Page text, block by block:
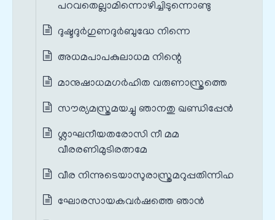
പറവതെല്ലാമിന്നൊഴിച്ചിടുന്നൊണ്ടു
ദുഷ്ടദുർഗുണദുർബുദ്ധേ നിന്നെ
അധമപാപകുലാധമ നിന്റെ
മാനുഷാധമഗർഹിത വരുണാസ്ത്രത്തെ
സൗര്യമസ്ത്രമയച്ചു ഞാനതു ഖണ്ഡിപ്പേൻ
ശ്ലാഘനീയതരോസി നീ മമ
വീരരണിമുടിരത്നമേ
വീര നിന്നുടെയാസുരാസ്ത്രമറുപ്പതിന്നിഹ
ഘോരസായകവർഷത്തെ ഞാൻ